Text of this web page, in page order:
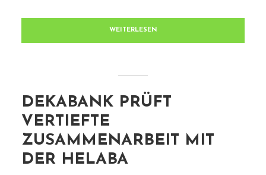
WEITERLESEN
DEKABANK PRÜFT
VERTIEFTE
ZUSAMMENARBEIT MIT
DER HELABA